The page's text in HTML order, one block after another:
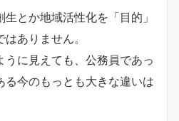
とか地域活性化を「目的」
ありません。
に見えても、公務員であっ
る今のもっとも大きな違いは